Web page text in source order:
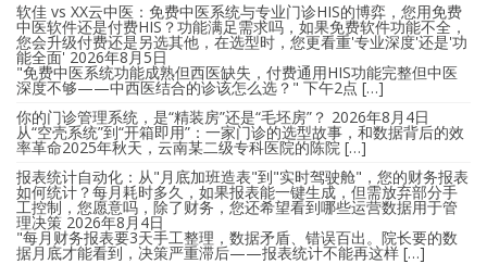
软佳 vs XX云中医：免费中医系统与专业门诊HIS的博弈，您用免费
中医软件还是付费HIS？功能满足需求吗，如果免费软件功能不全，
您会升级付费还是另选其他，在选型时，您更看重'专业深度'还是'功
能全面' 2026年8月5日
"免费中医系统功能成熟但西医缺失，付费通用HIS功能完整但中医
深度不够——中西医结合的诊该怎么选？" 下午2点 […]
你的门诊管理系统，是“精装房”还是“毛坯房”？ 2026年8月4日
从“空壳系统”到“开箱即用”：一家门诊的选型故事，和数据背后的效
率革命2025年秋天，云南某二级专科医院的陈院 […]
报表统计自动化：从"月底加班造表"到"实时驾驶舱"，您的财务报表
如何统计？每月耗时多久，如果报表能一键生成，但需放弃部分手
工控制，您愿意吗，除了财务，您还希望看到哪些运营数据用于管
理决策 2026年8月4日
"每月财务报表要3天手工整理，数据矛盾、错误百出。院长要的数
据月底才能看到，决策严重滞后——报表统计不能再这样 […]